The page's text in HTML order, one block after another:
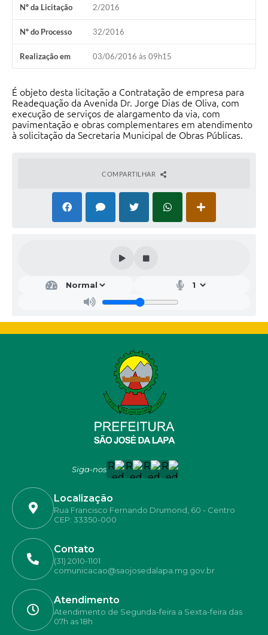
Nº da Licitação 2/2016
Nº do Processo 32/2016
Realização em 03/06/2016 às 09h15
É objeto desta licitação a Contratação de empresa para
Readequação da Avenida Dr. Jorge Dias de Oliva, com
execução de serviços de alargamento da via, com
pavimentação e obras complementares em atendimento
à solicitação da Secretaria Municipal de Obras Públicas.
COMPARTILHAR
Siga-nos
Localização
Rua Francisco Fernando Drumond, 60 - Centro
CEP: 33350-000
Contato
(31) 2010-1101
comunicacao@saojosedalapa.mg.gov.br
Atendimento
Atendimento de Segunda-feira a Sexta-feira das
07h as 18h